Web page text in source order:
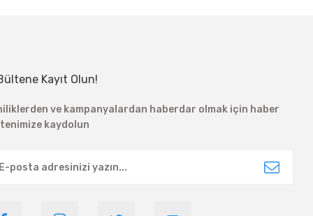
Kayıt Olun!
ve kampanyalardan haberdar olmak için haber
kaydolun